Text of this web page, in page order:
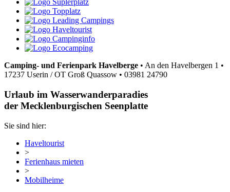
Camping- und Ferienpark Havelberge • An den Havelbergen 1 •
17237 Userin / OT Groß Quassow • 03981 24790
Urlaub im Wasserwanderparadies
der Mecklenburgischen Seenplatte
Sie sind hier:
Haveltourist
>
Ferienhaus mieten
>
Mobilheime